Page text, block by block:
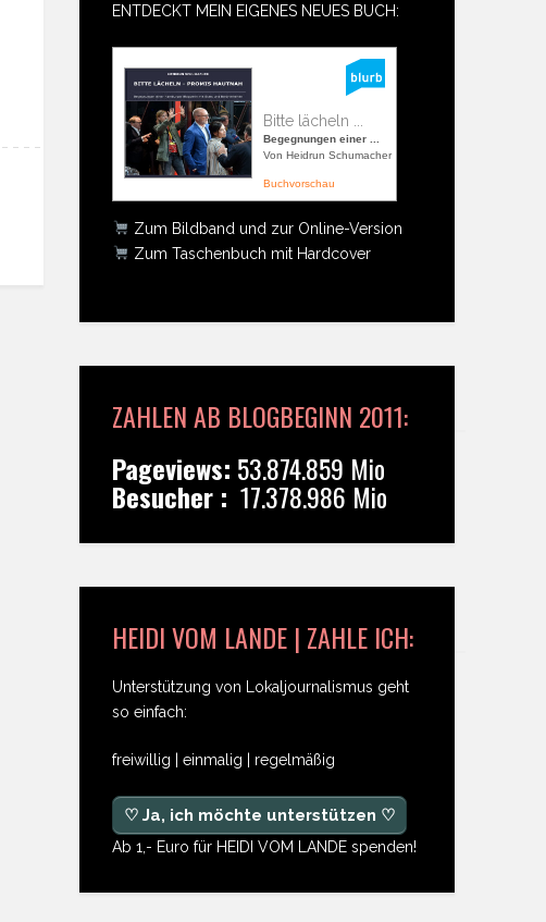
ENTDECKT MEIN EIGENES NEUES BUCH:
Bitte lächeln ...
Begegnungen einer ...
Von Heidrun Schumacher
Buchvorschau
Zum Bildband und zur Online-Version
Zum Taschenbuch mit Hardcover
ZAHLEN AB BLOGBEGINN 2011:
Pageviews: 53.874.859 Mio
Besucher : 17.378.986 Mio
HEIDI VOM LANDE | ZAHLE ICH:
Unterstützung von Lokaljournalismus geht
so einfach:
freiwillig | einmalig | regelmäßig
♡ Ja, ich möchte unterstützen ♡
Ab 1,- Euro für HEIDI VOM LANDE spenden!